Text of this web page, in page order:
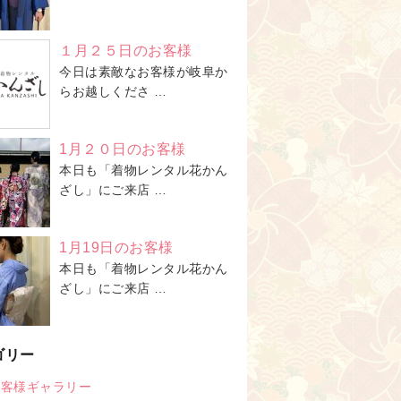
１月２５日のお客様
今日は素敵なお客様が岐阜か
らお越しくださ …
1月２０日のお客様
本日も「着物レンタル花かん
ざし」にご来店 …
1月19日のお客様
本日も「着物レンタル花かん
ざし」にご来店 …
リー
様ギャラリー